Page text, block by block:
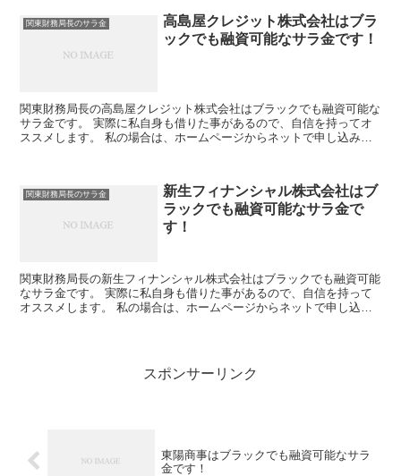
関東財務局長のサラ金
高島屋クレジット株式会社はブラ
ックでも融資可能なサラ金です！
関東財務局長の高島屋クレジット株式会社はブラックでも融資可能な
サラ金です。 実際に私自身も借りた事があるので、自信を持ってオ
ススメします。 私の場合は、ホームページからネットで申し込みし
関東財務局長のサラ金
新生フィナンシャル株式会社はブ
ラックでも融資可能なサラ金で
す！
関東財務局長の新生フィナンシャル株式会社はブラックでも融資可能
なサラ金です。 実際に私自身も借りた事があるので、自信を持って
オススメします。 私の場合は、ホームページからネットで申し込み
スポンサーリンク
東陽商事はブラックでも融資可能なサラ
金です！